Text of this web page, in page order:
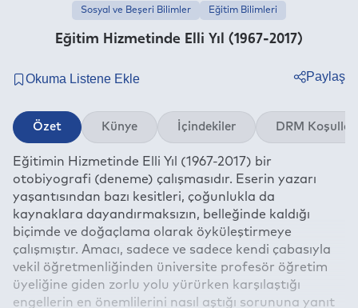
Eğitim Hizmetinde Elli Yıl (1967-2017)
Sosyal ve Beşeri Bilimler Eğitim Bilimleri
Paylaş
Twitter
Linkedin
Whatsapp
Telegram
E-mail
Özet Künye İçindekiler DRM Koşulları
Eğitimin Hizmetinde Elli Yıl (1967-2017) bir
otobiyografi (deneme) çalışmasıdır. Eserin yazarı
yaşantısından bazı kesitleri, çoğunlukla da
kaynaklara dayandırmaksızın, belleğinde kaldığı
biçimde ve doğaçlama olarak öyküleştirmeye
çalışmıştır. Amacı, sadece ve sadece kendi çabasıyla
vekil öğretmenliğinden üniversite profesör öğretim
üyeliğine giden zorlu yolu yürürken karşılaştığı
engellerin en önemlilerini nasıl aştığı sorununa yanıt